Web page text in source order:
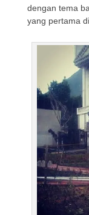
dengan tema
yang pertama